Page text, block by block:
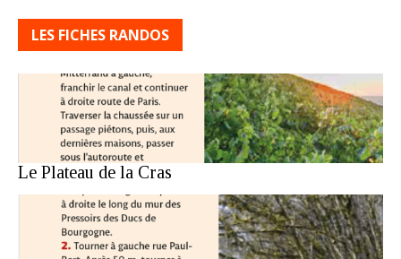
LES FICHES RANDOS
Le Plateau de la Cras